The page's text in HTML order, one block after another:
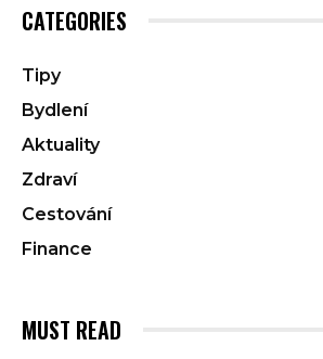
CATEGORIES
Tipy
Bydlení
Aktuality
Zdraví
Cestování
Finance
MUST READ